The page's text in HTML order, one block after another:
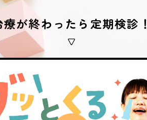
療が終わったら定期検診！